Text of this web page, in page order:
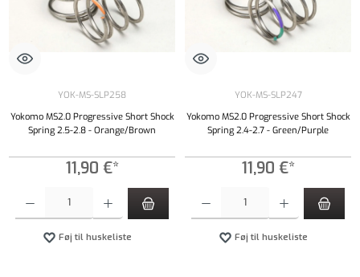
YOK-MS-SLP258
Yokomo MS2.0 Progressive Short Shock
Spring 2.5-2.8 - Orange/Brown
11,90 €*
Føj til huskeliste
YOK-MS-SLP247
Yokomo MS2.0 Progressive Short Shock
Spring 2.4-2.7 - Green/Purple
11,90 €*
Føj til huskeliste